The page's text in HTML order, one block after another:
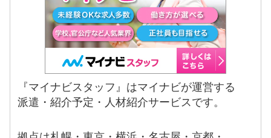
『マイナビスタッフ』はマイナビが運営する
派遣・紹介予定・人材紹介サービスです。